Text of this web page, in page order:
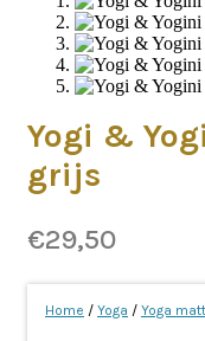
Yogi &
grijs
€29,50
Home / Yoga / Yoga